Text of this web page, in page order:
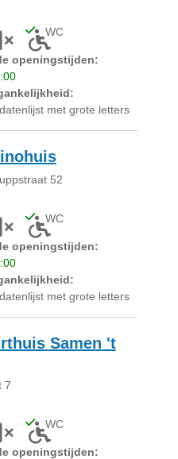
voor mensen met een
Onbekend of akoestiek niet
WC
openingstijden:
met grote letters
52
voor mensen met een
Onbekend of akoestiek niet
WC
openingstijden:
met grote letters
Samen 't
7
voor mensen met een
Onbekend of akoestiek niet
WC
openingstijden: